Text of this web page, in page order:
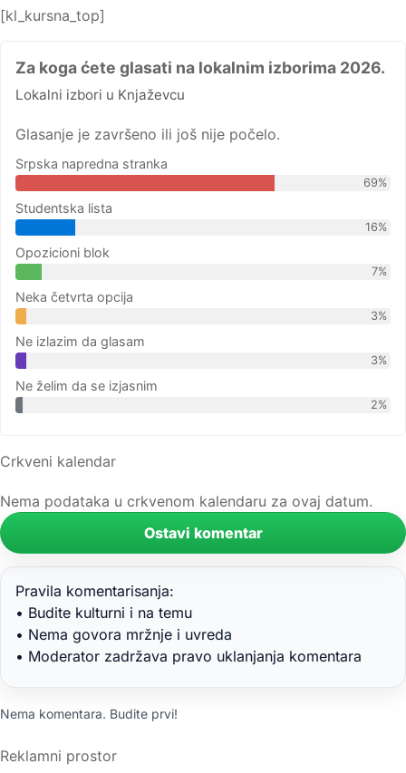
[kl_kursna_top]
Za koga ćete glasati na lokalnim izborima 2026.
Lokalni izbori u Knjaževcu
Glasanje je završeno ili još nije počelo.
Srpska napredna stranka
69%
Studentska lista
16%
Opozicioni blok
7%
Neka četvrta opcija
3%
Ne izlazim da glasam
3%
Ne želim da se izjasnim
2%
Crkveni kalendar
Nema podataka u crkvenom kalendaru za ovaj datum.
Ostavi komentar
Pravila komentarisanja:
• Budite kulturni i na temu
• Nema govora mržnje i uvreda
• Moderator zadržava pravo uklanjanja komentara
Nema komentara. Budite prvi!
Reklamni prostor